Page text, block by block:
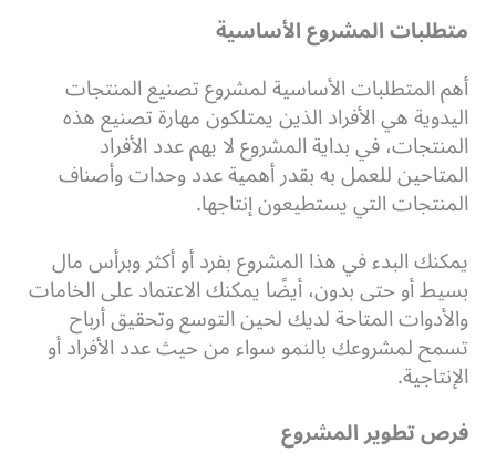
متطلبات المشروع الأساسية
أهم المتطلبات الأساسية لمشروع تصنيع المنتجات
اليدوية هي الأفراد الذين يمتلكون مهارة تصنيع هذه
المنتجات، في بداية المشروع لا يهم عدد الأفراد
المتاحين للعمل به بقدر أهمية عدد وحدات وأصناف
المنتجات التي يستطيعون إنتاجها.
يمكنك البدء في هذا المشروع بفرد أو أكثر وبرأس مال
بسيط أو حتى بدون، أيضًا يمكنك الاعتماد على الخامات
والأدوات المتاحة لديك لحين التوسع وتحقيق أرباح
تسمح لمشروعك بالنمو سواء من حيث عدد الأفراد أو
الإنتاجية.
فرص تطوير المشروع